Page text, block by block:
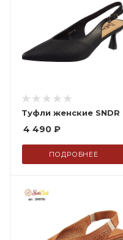
Туфли женские SNDR
4 490 ₽
ПОДРОБНЕЕ